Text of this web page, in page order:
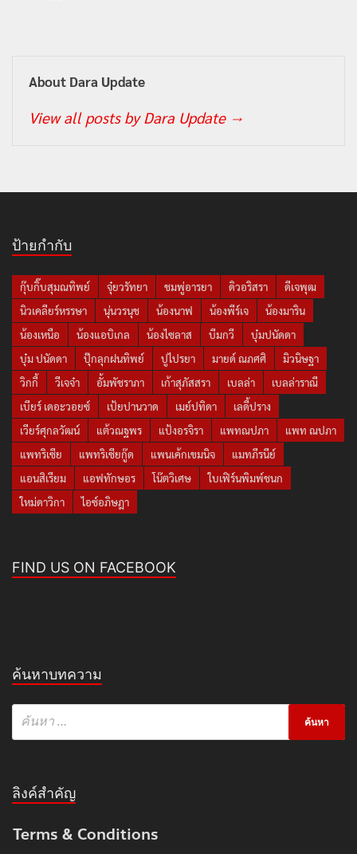
About Dara Update
View all posts by Dara Update →
ป้ายกำกับ
กุ๊บกิ๊บสุมณทิพย์ จุ๋ยวรัทยา ชมพู่อารยา ดิวอริสรา
ดีเจพุฒ
นิวเคลียร์หรรษา
นุ่นวรนุช น้องนาฟ น้องพีร์เจ
น้องมาริน
น้องเหนือ
น้องแอบิเกล น้องไซลาส บีมกวี
บุ๋มปนัดดา
บุ๋ม ปนัดดา
ปุ๊กลุกฝนทิพย์ ปูไปรยา มายด์ ณภศศิ
มิวนิษฐา
วิกกี้
วีเจจ๋า อั้มพัชราภา เก้าสุภัสสรา เบลล่า
เบลล่าราณี
เบียร์ เดอะวอยซ์
เป้ยปานวาด เมย์ปทิดา
เลดี้ปราง
เวียร์ศุกลวัฒน์
แต้วณฐพร แป้งอรจิรา แพทณปภา
แพท ณปภา
แพทริเซีย
แพทริเซียกู๊ด แพนเค้กเขมนิจ
แมทภีรนีย์
แอนสิเรียม
แอฟทักษอร โน๊ตวิเศษ
ใบเฟิร์นพิมพ์ชนก
ใหม่ดาวิกา
ไอซ์อภิษฎา
FIND US ON FACEBOOK
ค้นหาบทความ
ลิงค์สำคัญ
Terms & Conditions